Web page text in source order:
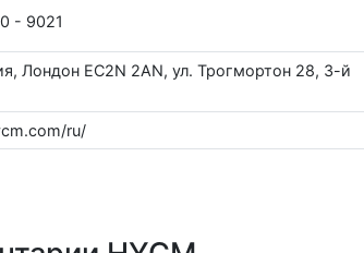
- 9021
Лондон EC2N 2AN, ул. Трогмортон 28, 3-й
ru/